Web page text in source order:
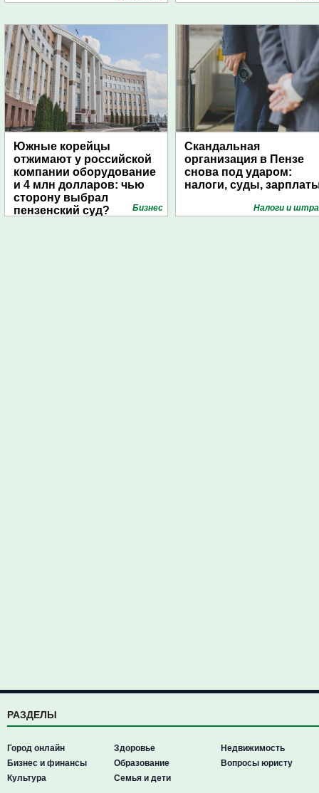
Южные корейцы
отжимают у российской
компании оборудование
и 4 млн долларов: чью
сторону выбрал
пензенский суд?
Бизнес
Скандальная
организация в Пензе
снова под ударом:
налоги, суды,
Налоги и
РАЗДЕЛЫ
Город онлайн
Бизнес и финансы
Культура
Здоровье
Образование
Семья и дети
Недвижимость
Вопросы юристу